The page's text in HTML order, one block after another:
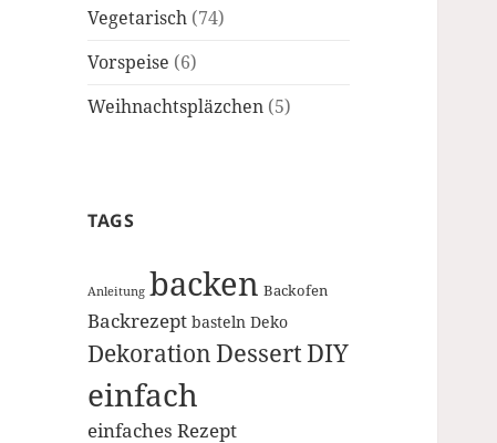
Vegetarisch (74)
Vorspeise (6)
Weihnachtspläzchen (5)
TAGS
Anleitung backen Backofen
Backrezept basteln Deko
DekorationDessertDIY
einfach
einfaches Rezept